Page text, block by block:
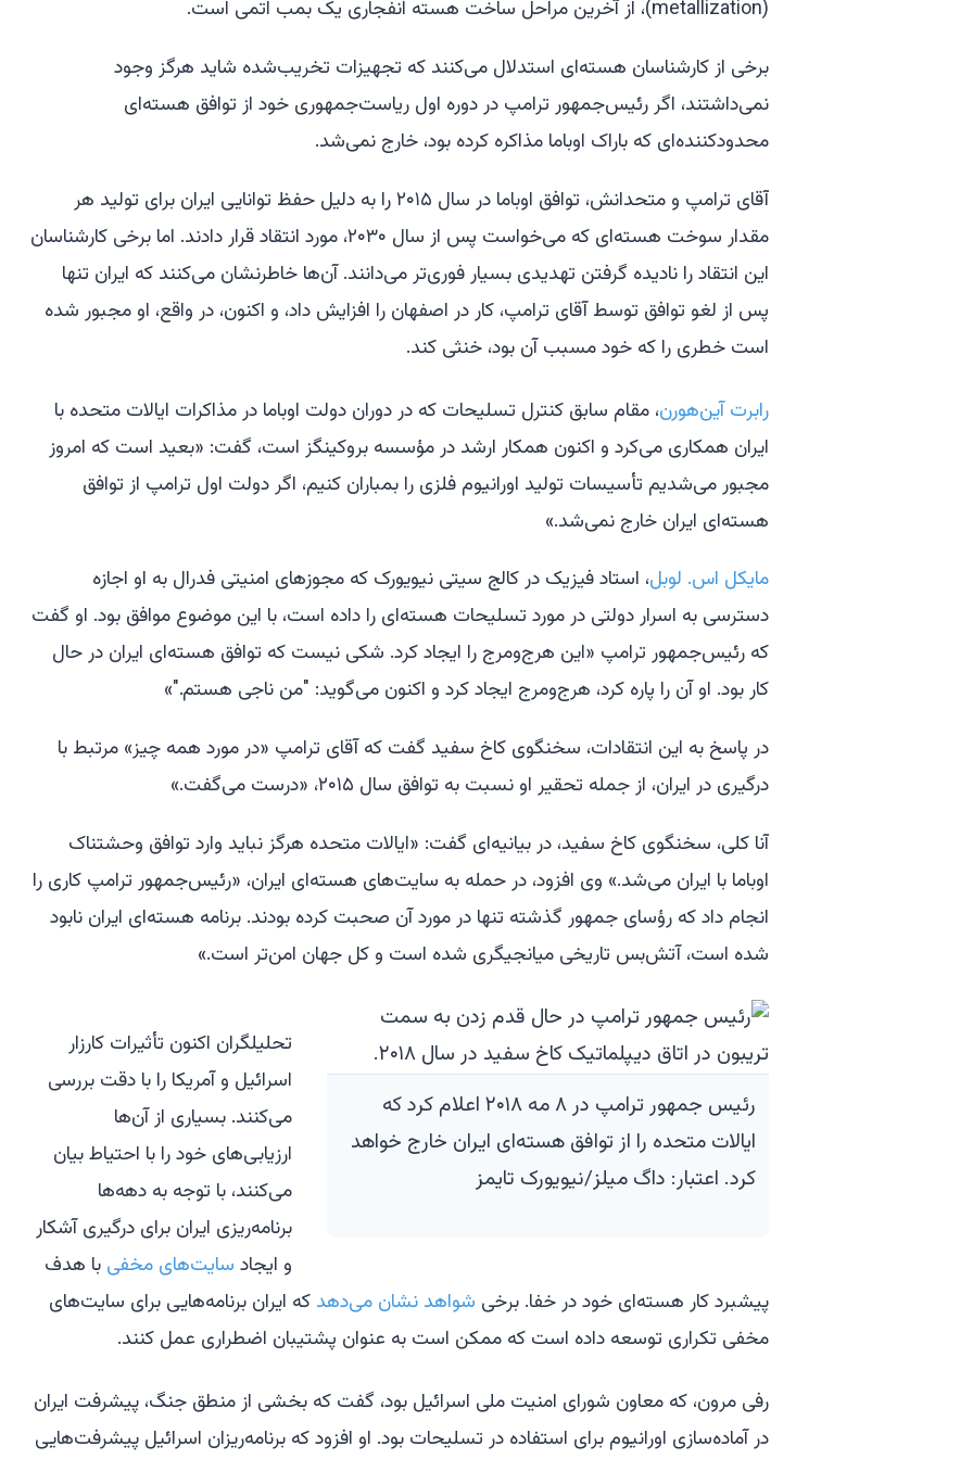
(metallization)، از آخرین مراحل ساخت هسته انفجاری یک بمب اتمی است.
برخی از کارشناسان هسته‌ای استدلال می‌کنند که تجهیزات تخریب‌شده شاید هرگز وجود
نمی‌داشتند، اگر رئیس‌جمهور ترامپ در دوره اول ریاست‌جمهوری خود از توافق هسته‌ای
محدودکننده‌ای که باراک اوباما مذاکره کرده بود، خارج نمی‌شد.
آقای ترامپ و متحدانش، توافق اوباما در سال ۲۰۱۵ را به دلیل حفظ توانایی ایران برای تولید هر
مقدار سوخت هسته‌ای که می‌خواست پس از سال ۲۰۳۰، مورد انتقاد قرار دادند. اما برخی کارشناسان
این انتقاد را نادیده گرفتن تهدیدی بسیار فوری‌تر می‌دانند. آن‌ها خاطرنشان می‌کنند که ایران تنها
پس از لغو توافق توسط آقای ترامپ، کار در اصفهان را افزایش داد، و اکنون، در واقع، او مجبور شده
است خطری را که خود مسبب آن بود، خنثی کند.
رابرت آین‌هورن، مقام سابق کنترل تسلیحات که در دوران دولت اوباما در مذاکرات ایالات متحده با
ایران همکاری می‌کرد و اکنون همکار ارشد در مؤسسه بروکینگز است، گفت: «بعید است که امروز
مجبور می‌شدیم تأسیسات تولید اورانیوم فلزی را بمباران کنیم، اگر دولت اول ترامپ از توافق
هسته‌ای ایران خارج نمی‌شد.»
مایکل اس. لوبل، استاد فیزیک در کالج سیتی نیویورک که مجوزهای امنیتی فدرال به او اجازه
دسترسی به اسرار دولتی در مورد تسلیحات هسته‌ای را داده است، با این موضوع موافق بود. او گفت
که رئیس‌جمهور ترامپ «این هرج‌ومرج را ایجاد کرد. شکی نیست که توافق هسته‌ای ایران در حال
کار بود. او آن را پاره کرد، هرج‌ومرج ایجاد کرد و اکنون می‌گوید: "من ناجی هستم."»
در پاسخ به این انتقادات، سخنگوی کاخ سفید گفت که آقای ترامپ «در مورد همه چیز» مرتبط با
درگیری در ایران، از جمله تحقیر او نسبت به توافق سال ۲۰۱۵، «درست می‌گفت.»
آنا کلی، سخنگوی کاخ سفید، در بیانیه‌ای گفت: «ایالات متحده هرگز نباید وارد توافق وحشتناک
اوباما با ایران می‌شد.» وی افزود، در حمله به سایت‌های هسته‌ای ایران، «رئیس‌جمهور ترامپ کاری را
انجام داد که رؤسای جمهور گذشته تنها در مورد آن صحبت کرده بودند. برنامه هسته‌ای ایران نابود
شده است، آتش‌بس تاریخی میانجیگری شده است و کل جهان امن‌تر است.»
رئیس جمهور ترامپ در ۸ مه ۲۰۱۸ اعلام کرد که
ایالات متحده را از توافق هسته‌ای ایران خارج خواهد
کرد. اعتبار: داگ میلز/نیویورک تایمز
تحلیلگران اکنون تأثیرات کارزار
اسرائیل و آمریکا را با دقت بررسی
می‌کنند. بسیاری از آن‌ها
ارزیابی‌های خود را با احتیاط بیان
می‌کنند، با توجه به دهه‌ها
برنامه‌ریزی ایران برای درگیری آشکار
و ایجاد سایت‌های مخفی با هدف
پیشبرد کار هسته‌ای خود در خفا. برخی شواهد نشان می‌دهد که ایران برنامه‌هایی برای سایت‌های
مخفی تکراری توسعه داده است که ممکن است به عنوان پشتیبان اضطراری عمل کنند.
رفی مرون، که معاون شورای امنیت ملی اسرائیل بود، گفت که بخشی از منطق جنگ، پیشرفت ایران
در آماده‌سازی اورانیوم برای استفاده در تسلیحات بود. او افزود که برنامه‌ریزان اسرائیل پیشرفت‌هایی